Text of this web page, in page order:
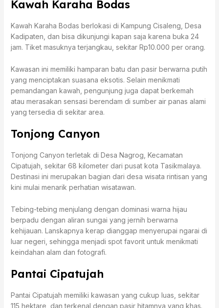
Kawah Karaha Bodas
Kawah Karaha Bodas berlokasi di Kampung Cisaleng, Desa
Kadipaten, dan bisa dikunjungi kapan saja karena buka 24
jam. Tiket masuknya terjangkau, sekitar Rp10.000 per orang.
Kawasan ini memiliki hamparan batu dan pasir berwarna putih
yang menciptakan suasana eksotis. Selain menikmati
pemandangan kawah, pengunjung juga dapat berkemah
atau merasakan sensasi berendam di sumber air panas alami
yang tersedia di sekitar area.
Tonjong Canyon
Tonjong Canyon terletak di Desa Nagrog, Kecamatan
Cipatujah, sekitar 68 kilometer dari pusat kota Tasikmalaya.
Destinasi ini merupakan bagian dari desa wisata rintisan yang
kini mulai menarik perhatian wisatawan.
Tebing-tebing menjulang dengan dominasi warna hijau
berpadu dengan aliran sungai yang jernih berwarna
kehijauan. Lanskapnya kerap dianggap menyerupai ngarai di
luar negeri, sehingga menjadi spot favorit untuk menikmati
keindahan alam dan fotografi.
Pantai Cipatujah
Pantai Cipatujah memiliki kawasan yang cukup luas, sekitar
115 hektare, dan terkenal dengan pasir hitamnya yang khas.